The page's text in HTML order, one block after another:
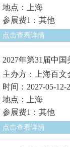
地点：上海
参展费1：其他
点击查看详情
2027年第31届中
主办方：上海百文
时间：2027-05-12-
地点：上海
参展费1：其他
点击查看详情